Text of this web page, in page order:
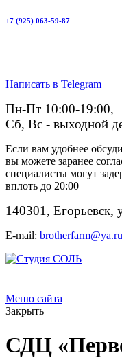
+7 (925) 063-59-87
Написать в Telegram
Пн-Пт 10:00-19:00,
Сб, Вс - выходной
Если вам удобнее
вы можете заранее
специалисты могут
вплоть до 20:00
140301, Егорьевск,
E-mail: brotherfarm@ya.ru
Меню сайта
Закрыть
СДЦ